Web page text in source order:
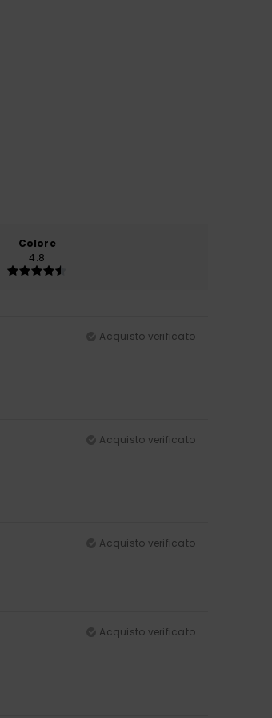
Colore
4.8
Acquisto verificato
Acquisto verificato
Acquisto verificato
Acquisto verificato